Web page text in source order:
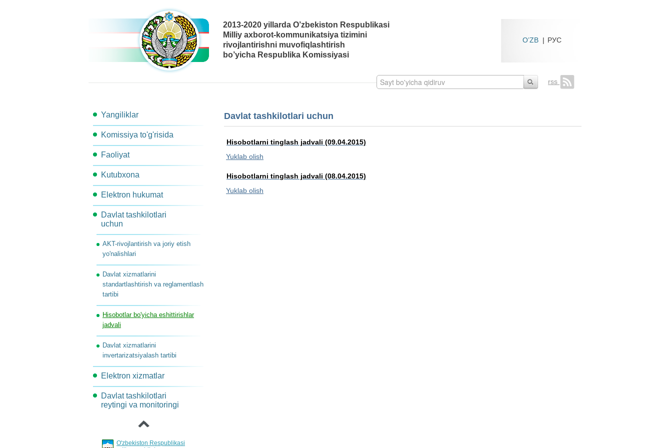
O’ZB | РУС
2013-2020 yillarda O’zbekiston Respublikasi
Milliy axborot-kommunikatsiya tizimini
rivojlantirishni muvofiqlashtirish
bo’yicha Respublika Komissiyasi
rss
Yangiliklar
Komissiya to'g'risida
Komissiya tarkibi
Komissiya kotibiyati
Komissiya ishchi organlari
Bog'lanish
Komissiya topshiriqlari
Faoliyat
Ishchi guruhlar
Komissiya qarori
Ish rejasi
Kutubxona
Metodik materiallar
Me'yoriy-Huquqiy xujjatlar
Elektron hukumat
Arxitektura
Maqsadli indekatorlar va
ko'rsatkichlar
Jarayonlar davomidagi
harakatlarni qayta tashkil
etish
Loyihalar va tadbirlar
Davlat tashkilotlari
uchun
AKT-rivojlantirish va joriy etish
yo'nalishlari
Davlat xizmatlarini
standartlashtirish va reglamentlash
tartibi
Hisobotlar bo'yicha eshittirishlar
jadvali
Davlat xizmatlarini
invertarizatsiyalash tartibi
Elektron xizmatlar
Loyihalar xujjatlarini
muhokama qilish
Davlat tashkilotlari
reytingi va monitoringi
O'zbekiston Respublikasi
‹
Davlat tashkilotlari uchun
Hisobotlarni tinglash jadvali (09.04.2015)
Yuklab olish
Hisobotlarni tinglash jadvali (08.04.2015)
Yuklab olish